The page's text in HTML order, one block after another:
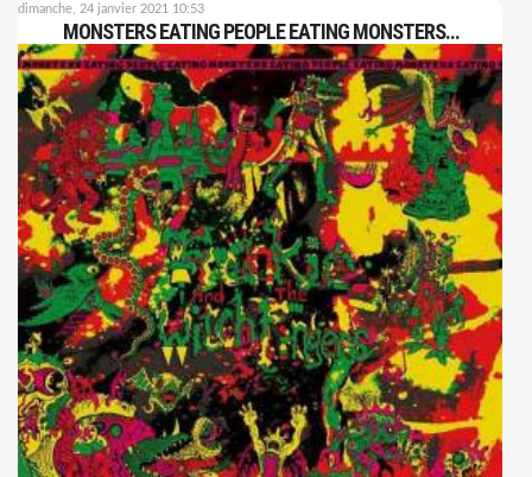
dimanche, 24 janvier 2021 10:53
MONSTERS EATING PEOPLE EATING MONSTERS…